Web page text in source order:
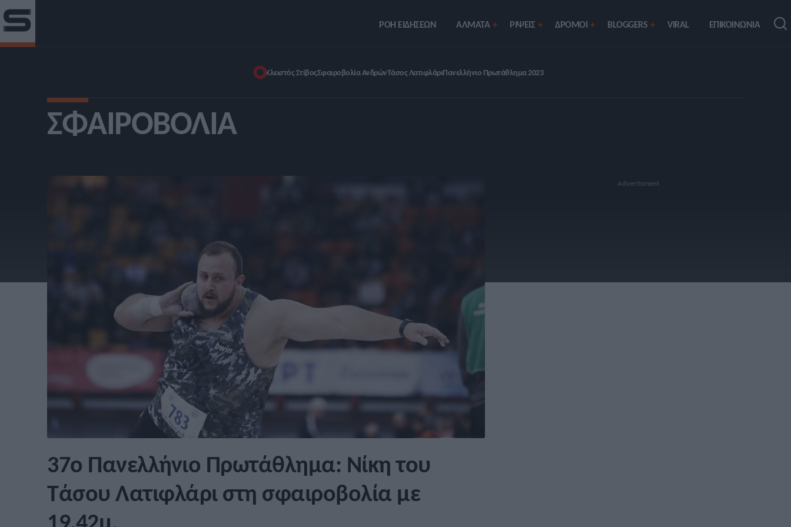
ΡΟΗ ΕΙΔΗΣΕΩΝ ΑΛΜΑΤΑ ΡIΨΕΙΣ ΔΡΟΜΟΙ BLOGGERS VIRAL ΕΠΙΚΟΙΝΩΝΙΑ
Κλειστός ΣτίβοςΣφαιροβολία ΑνδρώνΤάσος ΛατιφλάριΠανελλήνιο Πρωτάθλημα 2023
ΣΦΑΙΡΟΒΟΛΊΑ
37ο Πανελλήνιο Πρωτάθλημα: Νίκη του
Τάσου Λατιφλάρι στη σφαιροβολία με